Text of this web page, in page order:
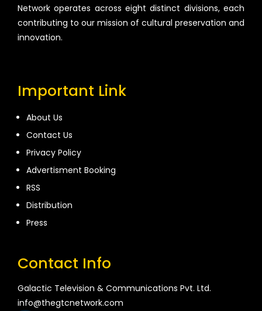
Network operates across eight distinct divisions, each
contributing to our mission of cultural preservation and
innovation.
Important Link
About Us
Contact Us
Privacy Policy
Advertisment Booking
RSS
Distribution
Press
Contact Info
Galactic Television & Communications Pvt. Ltd.
info@thegtcnetwork.com